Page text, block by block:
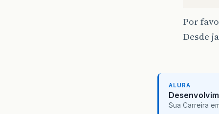
Por
Desde
ALURA
Sua Carreira